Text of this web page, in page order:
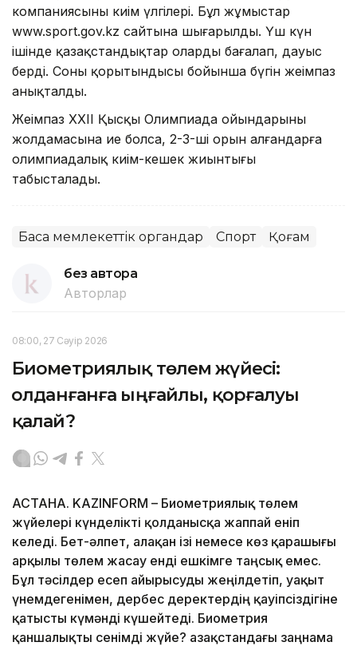
компаниясының киім үлгілері. Бұл жұмыстар
www.sport.gov.kz сайтына шығарылды. Үш күн
ішінде қазақстандықтар оларды бағалап, дауыс
бердi. Соның қорытындысы бойынша бүгiн жеңiмпаз
анықталды.
Жеңімпаз XXII Қысқы Олимпиада ойындарының
жолдамасына ие болса, 2-3-ші орын алғандарға
олимпиадалық киім-кешек жиынтығы
табысталады.
Басқа мемлекеттік органдар Спорт Қоғам
без автора
Авторлар
08:00, 27 Сәуір 2026
Биометриялық төлем жүйесі:
Қолданғанға ыңғайлы, қорғалуы
қалай?
АСТАНА. KAZINFORM – Биометриялық төлем
жүйелері күнделікті қолданысқа жаппай еніп
келеді. Бет-әлпет, алақан ізі немесе көз қарашығы
арқылы төлем жасау енді ешкімге таңсық емес.
Бұл тәсілдер есеп айырысуды жеңілдетіп, уақыт
үнемдегенімен, дербес деректердің қауіпсіздігіне
қатысты күмәнді күшейтеді. Биометрия
қаншалықты сенімді жүйе? Қазақстандағы заңнама